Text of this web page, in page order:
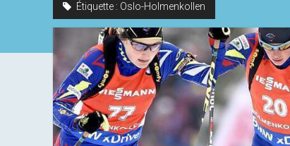
Étiquette : Oslo-Holmenkollen